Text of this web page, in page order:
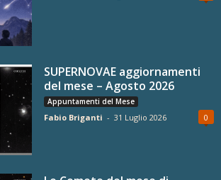
SUPERNOVAE aggiornamenti
del mese – Agosto 2026
Appuntamenti del Mese
Fabio Briganti - 31 Luglio 2026 0